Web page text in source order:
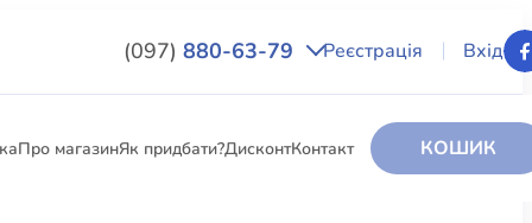
(097) 880-63-79 Реєстрація Вхід
Про магазинЯк придбати?ДисконтКонтакт КОШИК